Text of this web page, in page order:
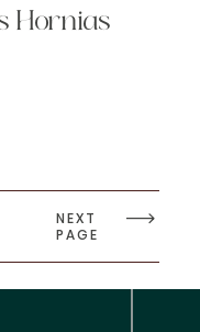
Hornias
NEXT
PAGE